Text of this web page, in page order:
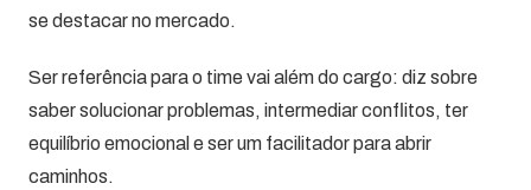
se destacar no mercado.
Ser referência para o time vai além do cargo: diz sobre
saber solucionar problemas, intermediar conflitos, ter
equilíbrio emocional e ser um facilitador para abrir
caminhos.